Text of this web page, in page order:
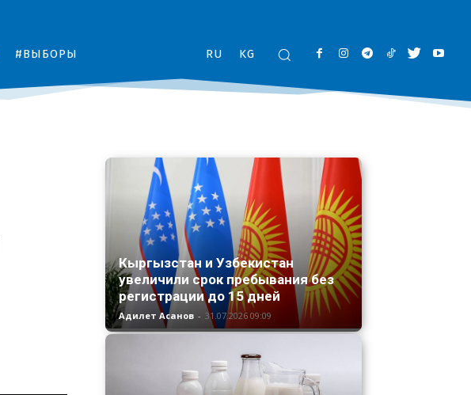
#ВЫБОРЫ RU KG
Кыргызстан и Узбекистан
увеличили срок пребывания без
регистрации до 15 дней
Адилет Асанов - 31.07.2026 09:09